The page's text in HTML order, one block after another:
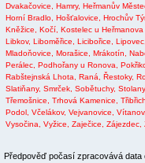
Dvakačovice, Hamry, Heřmanův
Horní Bradlo, Hošťalovice, Hrochův
Kněžice, Kočí, Kostelec u Heřmanova
Libkov, Liboměřice, Licibořice, Lipovec,
Mladoňovice, Morašice, Mrákotín,
Perálec, Podhořany u Ronova,
Rabštejnská Lhota, Raná, Řestoky,
Slatiňany, Smrček, Sobětuchy,
Třemošnice, Trhová Kamenice,
Podol, Včelákov, Vejvanovice, Vítanov,
Vysočina, Vyžice, Zaječice, Zájezdec,
Předpověď počasí zpracovává data